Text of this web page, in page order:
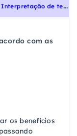
U
NIFESP 2009 - Inglês - Interpretação de texto | Reading comprehension
com as
os benefícios